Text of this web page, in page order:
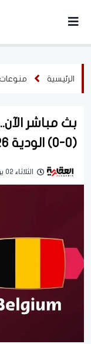
الرئيسية منوعات
بث مباشر
(0-0) الودية 2026
الثلاثاء 02 يونية 2026 | 07:19 مساءً